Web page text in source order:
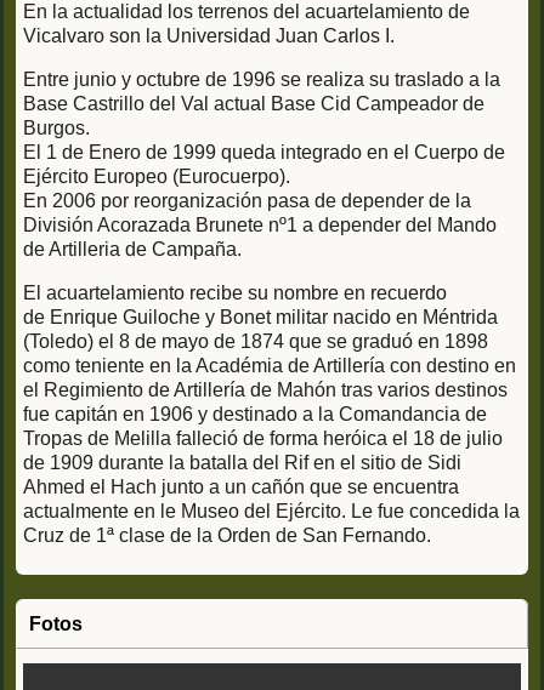
En la actualidad los terrenos del acuartelamiento de
Vicalvaro son la Universidad Juan Carlos I.
Entre junio y octubre de 1996 se realiza su traslado a la
Base Castrillo del Val actual Base Cid Campeador de
Burgos.
El 1 de Enero de 1999 queda integrado en el Cuerpo de
Ejército Europeo (Eurocuerpo).
En 2006 por reorganización pasa de depender de la
División Acorazada Brunete nº1 a depender del Mando
de Artilleria de Campaña.
El acuartelamiento recibe su nombre en recuerdo
de Enrique Guiloche y Bonet militar nacido en Méntrida
(Toledo) el 8 de mayo de 1874 que se graduó en 1898
como teniente en la Académia de Artillería con destino en
el Regimiento de Artillería de Mahón tras varios destinos
fue capitán en 1906 y destinado a la Comandancia de
Tropas de Melilla falleció de forma heróica el 18 de julio
de 1909 durante la batalla del Rif en el sitio de Sidi
Ahmed el Hach junto a un cañón que se encuentra
actualmente en le Museo del Ejército. Le fue concedida la
Cruz de 1ª clase de la Orden de San Fernando.
Fotos